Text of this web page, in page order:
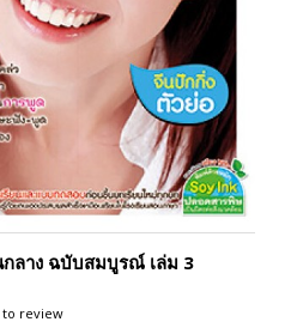
ลาง ฉบับสมบูรณ์ เล่ม 3
to review